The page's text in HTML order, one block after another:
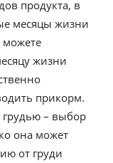
продукта, в
месяцы жизни
можете
жизни
прикорм.
– выбор
она может
от груди